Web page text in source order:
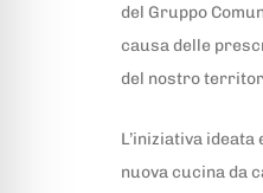
del Gruppo
causa delle
del nostro
L’iniziativa
nuova cucina da